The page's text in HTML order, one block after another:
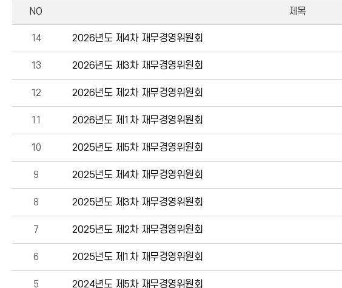
NO 제목
14 2026년도 제4차 재무경영위원회
13 2026년도 제3차 재무경영위원회
12 2026년도 제2차 재무경영위원회
11 2026년도 제1차 재무경영위원회
10 2025년도 제5차 재무경영위원회
9 2025년도 제4차 재무경영위원회
8 2025년도 제3차 재무경영위원회
7 2025년도 제2차 재무경영위원회
6 2025년도 제1차 재무경영위원회
5 2024년도 제5차 재무경영위원회